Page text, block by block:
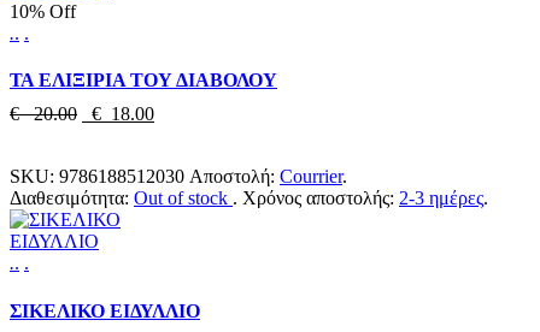
10% Off
.. .
ΤΑ ΕΛΙΞΙΡΙΑ ΤΟΥ ΔΙΑΒΟΛΟΥ
€ 20.00
€ 18.00
SKU: 9786188512030 Αποστολή: Courrier.
Διαθεσιμότητα: Out of stock . Χρόνος αποστολής: 2-3 ημέρες.
.. .
ΣΙΚΕΛΙΚΟ ΕΙΔΥΛΛΙΟ